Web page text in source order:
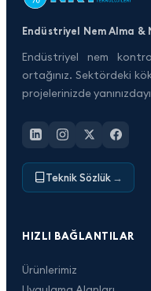
Endüstriyel Nem Alma
Endüstriyel nem
ortağınız. Sektördeki
projelerinizde
Teknik Sözlük →
HIZLI BAĞLANTILAR
Ürünlerimiz